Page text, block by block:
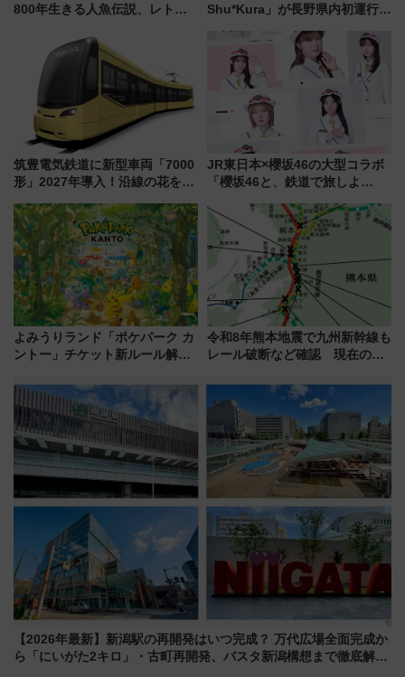
800年生きる人魚伝説、レトロ
屋カフェで非日常を！週末観光
に最適な小浜の歩き方
Shu*Kura」が長野県内初運行！
筑豊電気鉄道に新型車両「7000
形」2027年導入！沿線の花をイ
内は落ち着いたゆとりある空間
に
JR東日本×櫻坂46の大型コラボ
「櫻坂46と、鉄道で旅しよ
潟・長野・庄内へ
よみうりランド「ポケパーク カ
ントー」チケット新ルール解
本人確認が11月スタート
令和8年熊本地震で九州新幹線も
レール破断など確認 現在の運
響
【2026年最新】新潟駅の再開発はいつ完成？ 万代広場全面完成か
ら「にいがた2キロ」・古町再開発、バスタ新潟構想まで徹底解